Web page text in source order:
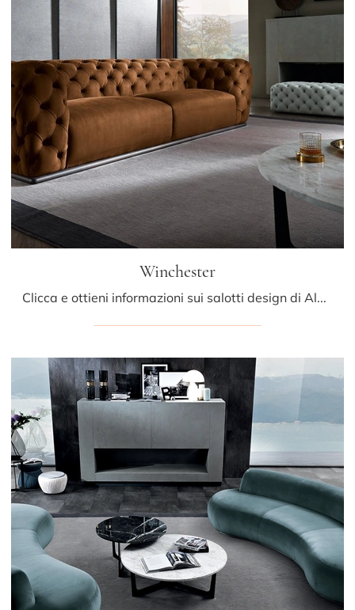
Winchester
Clicca e ottieni informazioni sui salotti design di Albani! Diversi modelli di divani, come Winchester, ti attendono.